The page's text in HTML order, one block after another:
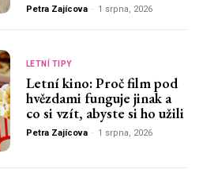
Petra Zajícova - 1 srpna, 2026
LETNÍ TIPY
Letní kino: Proč film pod
hvězdami funguje jinak a
co si vzít, abyste si ho užili
Petra Zajícova - 1 srpna, 2026